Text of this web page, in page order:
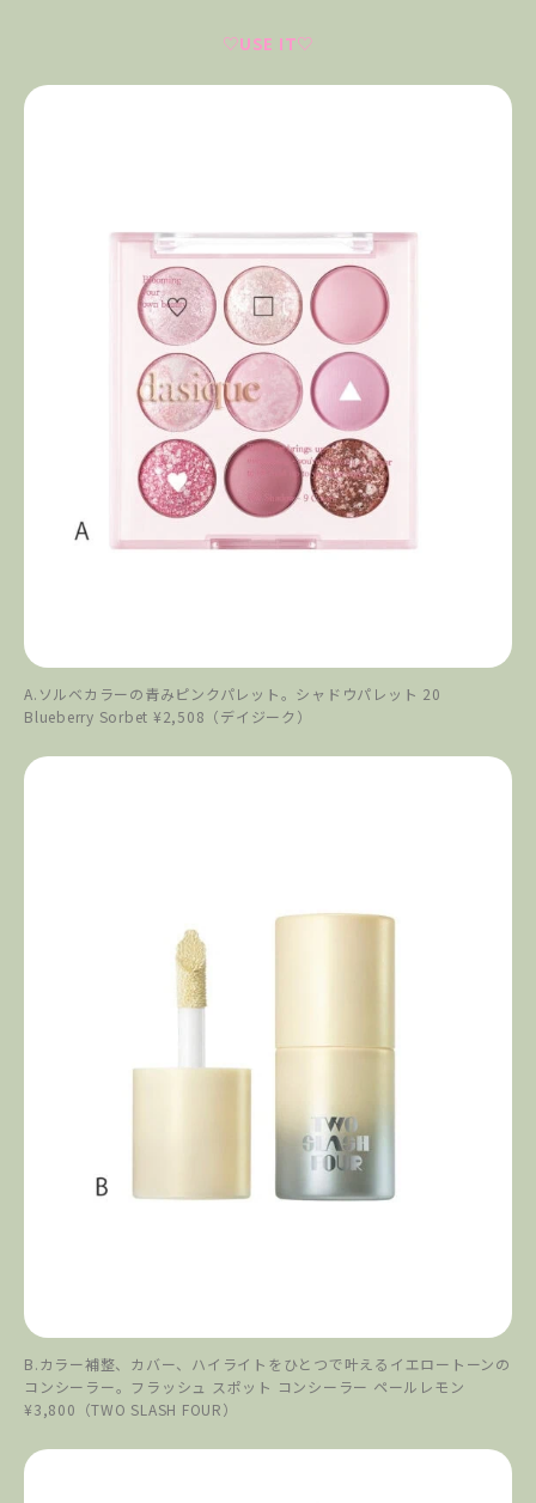
♡USE IT♡
A.ソルベカラーの青みピンクパレット。シャドウパレット 20
Blueberry Sorbet ¥2,508（デイジーク）
B.カラー補整、カバー、ハイライトをひとつで叶えるイエロートーンの
コンシーラー。フラッシュ スポット コンシーラー ペールレモン
¥3,800（TWO SLASH FOUR）